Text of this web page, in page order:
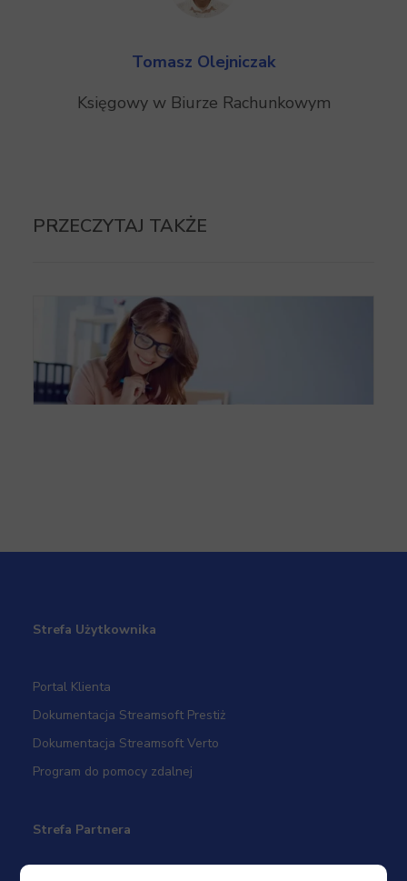
Tomasz Olejniczak
Księgowy w Biurze Rachunkowym
PRZECZYTAJ TAKŻE
Strefa Użytkownika
Portal Klienta
Dokumentacja Streamsoft Prestiż
Dokumentacja Streamsoft Verto
Program do pomocy zdalnej
Strefa Partnera